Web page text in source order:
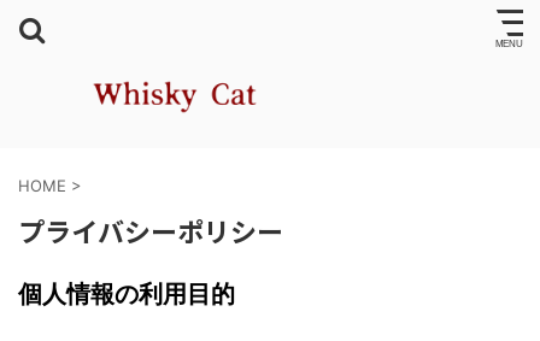
HOME >
プライバシーポリシー
個人情報の利用目的